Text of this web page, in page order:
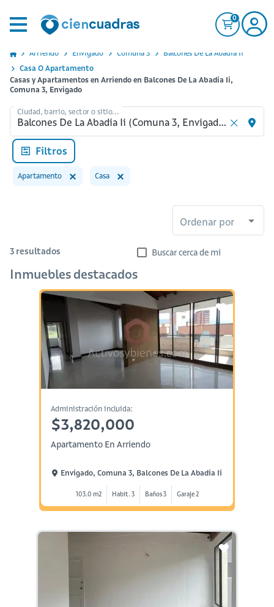
0
Arriendo Envigado Comuna 3
Balcones De La Abadia Ii
Casa O Apartamento
Casas y Apartamentos en Arriendo en Balcones De La Abadia Ii,
Comuna 3, Envigado
Ciudad, barrio, sector o sitio...
Filtros
Apartamento Casa
Ordenar por
3 resultados Buscar cerca de mi
Inmuebles destacados
Administración incluida:
$3,820,000
Apartamento En Arriendo
Envigado, Comuna 3, Balcones De La Abadia Ii
103.0 m2 Habit. 3 Baños 3 Garaje 2